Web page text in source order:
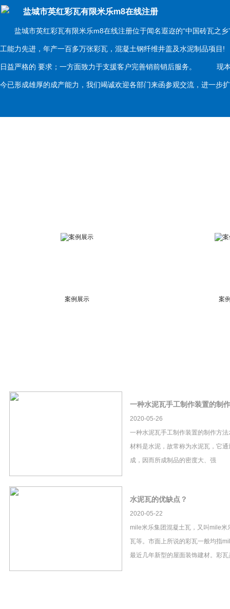
盐城市英红彩瓦有限米乐m8在线注册
盐城市英红彩瓦有限米乐m8在线注册位于闻名遐迩的“中国砖瓦之乡
工能力先进，年产一百多万张彩瓦，混凝土钢纤维井盖及水泥制品项
日益严格的 要求；一方面致力于支援客户完善销前销后服务。 现本
今已形成雄厚的成产能力，我们竭诚欢迎各部门来函参观交流，进一
案例展示 案
一种水泥瓦手工制作装置的制
2020-05-26
一种水泥瓦手工制作装置的制作方
材料是水泥，故常称为水泥瓦，它
成，因而所成制品的密度大、强
水泥瓦的优缺点？
2020-05-22
mile米乐集团混凝土瓦，又叫mile米
瓦等。市面上所说的彩瓦一般均指
最近几年新型的屋面装饰建材。彩